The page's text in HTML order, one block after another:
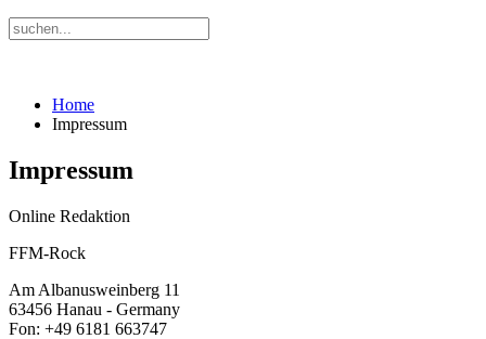
Home
Impressum
Impressum
Online Redaktion
FFM-Rock
Am Albanusweinberg 11
63456 Hanau - Germany
Fon: +49 6181 663747